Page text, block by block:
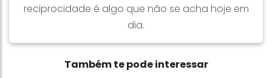
reciprocidade é algo que não se acha hoje em
dia.
Também te pode interessar